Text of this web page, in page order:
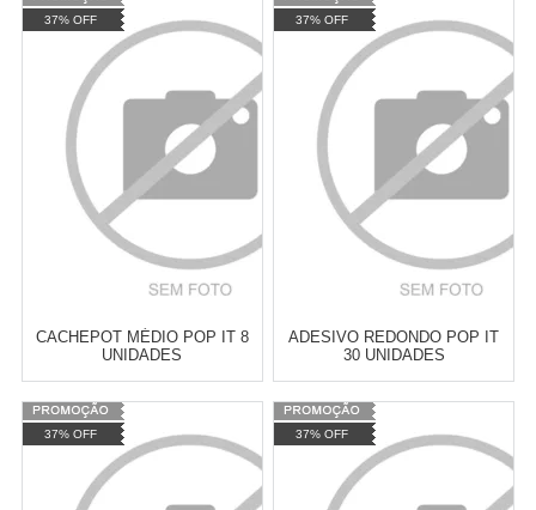
Varejo:
Atacado: R$ 2.550,90 (Apenas
Revendedor)
10 x
Cat:
COMPRAR
Varejo:
Atacado: R$ 2.550,90 (Apenas
Revendedor)
10
Cat:
COMPRAR
37% OFF
CACHEPOT MÉDIO POP IT 8
UNIDADES
Varejo:
Atacado: R$ 2.550,90 (Apenas
Revendedor)
10 x
Cat:
37% OFF
ADESIVO REDONDO POP IT
30 UNIDADES
Varejo:
Atacado: R$ 2.550,90 (Apenas
Revendedor)
10
Cat:
37% OFF 37% OFF